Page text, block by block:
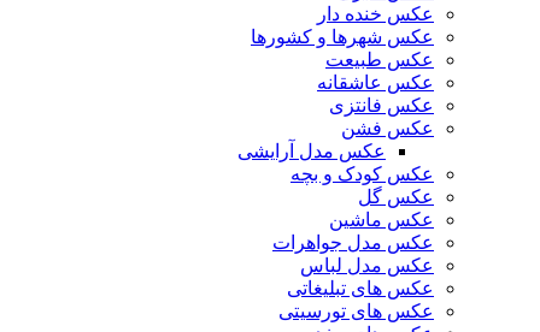
عکس خنده دار
عکس شهرها و کشورها
عکس طبیعت
عکس عاشقانه
عکس فانتزی
عکس فشن
عکس مدل آرایشی
عکس کودک و بچه
عکس گل
عکس ماشین
عکس مدل جواهرات
عکس مدل لباس
عکس های تبلیغاتی
عکس های تورسیتی